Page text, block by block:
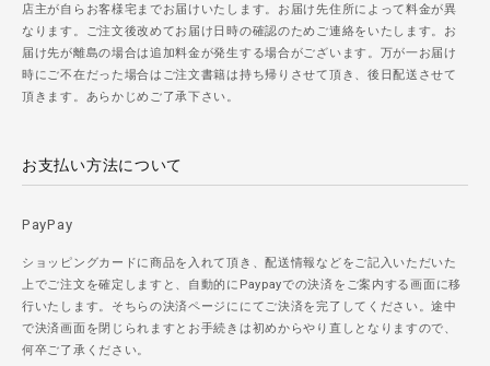
店主が自らお客様宅までお届けいたします。お届け先住所によって料金が異
なります。ご注文後改めてお届け日時の確認のためご連絡をいたします。お
届け先が離島の場合は追加料金が発生する場合がございます。万が一お届け
時にご不在だった場合はご注文書籍は持ち帰りさせて頂き、後日配送させて
頂きます。あらかじめご了承下さい。
お支払い方法について
PayPay
ショッピングカードに商品を入れて頂き、配送情報などをご記入いただいた
上でご注文を確定しますと、自動的にPaypayでの決済をご案内する画面に移
行いたします。そちらの決済ページににてご決済を完了してください。途中
で決済画面を閉じられますとお手続きは初めからやり直しとなりますので、
何卒ご了承ください。